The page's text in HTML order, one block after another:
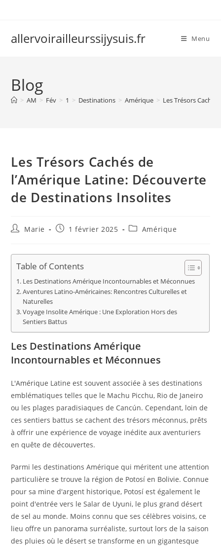
allervoirailleurssijysuis.fr Menu
Blog
> AM > Fév > 1 > Destinations > Amérique > Les Trésors
Les Trésors Cachés de
l’Amérique Latine: Découverte
de Destinations Insolites
Auteur/autrice
publication :
Marie
Publication
1 février 2025
PostAmérique
Table of Contents
Les Destinations Amérique Incontournables et Méconnues
Aventures Latino-Américaines: Rencontres Culturelles et
Naturelles
Voyage Insolite Amérique : Une Exploration Hors des
Sentiers Battus
Les Destinations Amérique
Incontournables et Méconnues
L'Amérique Latine est souvent associée à ses destinations
emblématiques telles que le Machu Picchu, Rio de Janeiro
ou les plages paradisiaques de Cancún. Cependant, loin de
ces sentiers battus se cachent des trésors méconnus, prêts
à offrir une expérience de voyage inédite aux aventuriers
en quête de découvertes.
Parmi les destinations Amérique qui méritent une attention
particulière se trouve la région de Potosí en Bolivie. Connue
pour sa mine d'argent historique, Potosí est également le
point d'entrée vers le Salar de Uyuni, le plus grand désert
de sel au monde. Moins connu que ses célèbres voisins, ce
lieu offre un panorama surréaliste, surtout lors de la saison
des pluies où le désert se transforme en un gigantesque